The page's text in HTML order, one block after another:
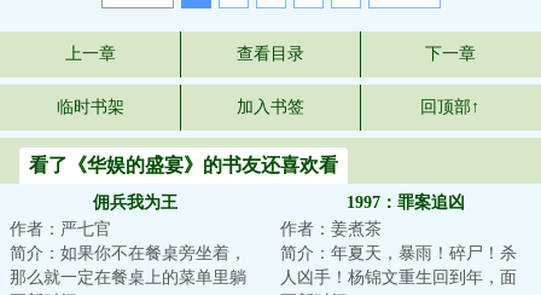
上一章 查看目录 下一章
临时书架 加入书签 回顶部↑
看了《华娱的盛宴》的书友还喜欢看
佣兵我为王
作者：严七官
简介：如果你不在餐桌旁坐着，
那么就一定在餐桌上的菜单里躺
1997：罪案追凶
作者：姜煮茶
简介：年夏天，暴雨！碎尸！杀
人凶手！杨锦文重生回到年，面